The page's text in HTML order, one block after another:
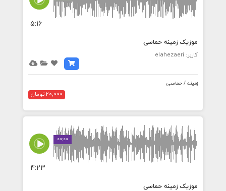
5:16
موزیک زمینه حماسی
کاربر: elahezaeri
زمینه / حماسی
20,000 تومان
00:00
4:23
موزیک زمینه حماسی